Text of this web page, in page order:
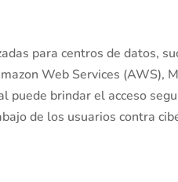
para centros de datos,
Web Services (AWS),
brindar el acceso
de los usuarios contra